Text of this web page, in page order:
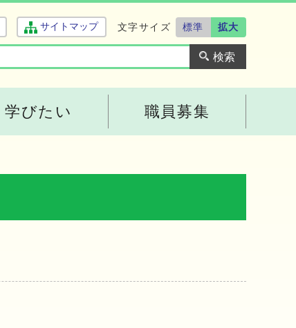
サイトマップ 文字サイズ 標準 拡大
学びたい 職員募集